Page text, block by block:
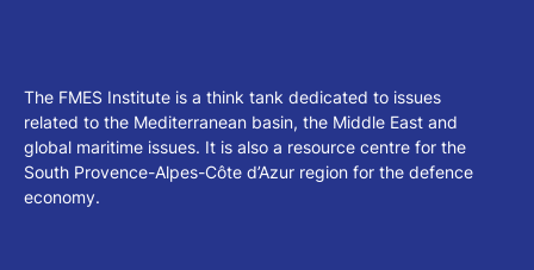
The FMES Institute is a think tank dedicated to issues
related to the Mediterranean basin, the Middle East and
global maritime issues. It is also a resource centre for the
South Provence-Alpes-Côte d’Azur region for the defence
economy.